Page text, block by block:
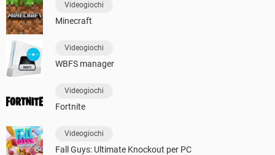
Videogiochi
Minecraft
Videogiochi
WBFS manager
Videogiochi
Fortnite
Videogiochi
Fall Guys: Ultimate Knockout per PC